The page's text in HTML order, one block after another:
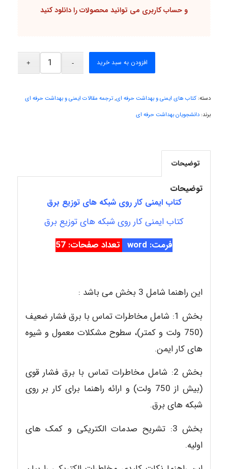
emami
Chehri
و حساب کاربری می توانید محصولات را دانلود کنید
افزودن به سبد خرید
دسته: کتاب های ایمنی و بهداشت حرفه ای,ترجمه مقالات ایمنی و بهداشت حرفه ای
برند: دانشجویان بهداشت حرفه ای
توضیحات
توضیحات
کتاب ایمنی کار روی شبکه های توزیع برق
کتاب ایمنی کار روی شبکه های توزیع برق
فرمت: word
تعداد صفحات: 57
این راهنما شامل 3 بخش می باشد :
بخش 1: شامل مخاطرات تماس با برق فشار ضعیف
(750 ولت و کمتر)، سطوح مشکلات معمول و شیوه
های کار ایمن.
بخش 2: شامل مخاطرات تماس با برق فشار قوی
(بیش از 750 ولت) و ارائه راهنما برای کار بر روی
شبکه های برق.
بخش 3: تشریح صدمات الکتریکی و کمک های
اولیه.